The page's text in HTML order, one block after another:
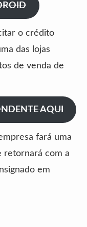
o crédito
das lojas
de venda de
AQUI
fará uma
retornará com a
em